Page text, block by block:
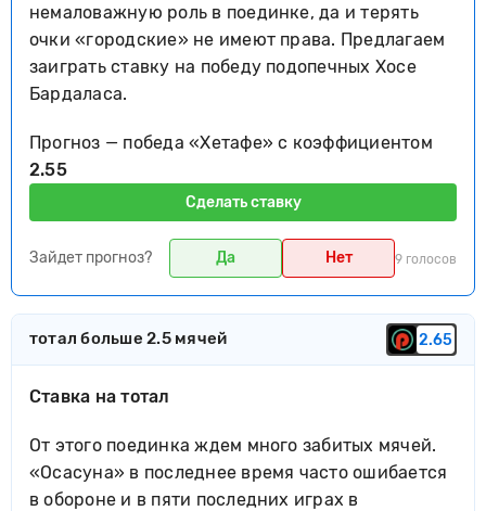
немаловажную роль в поединке, да и терять
очки «городские» не имеют права. Предлагаем
заиграть ставку на победу подопечных Хосе
Бардаласа.
Прогноз — победа «Хетафе» c коэффициентом
2.55
Сделать ставку
Зайдет прогноз? Да Нет 9 голосов
тотал больше 2.5 мячей 2.65
Ставка на тотал
От этого поединка ждем много забитых мячей.
«Осасуна» в последнее время часто ошибается
в обороне и в пяти последних играх в